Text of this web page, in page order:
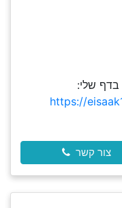
בדף שלי:
https://
צור קשר